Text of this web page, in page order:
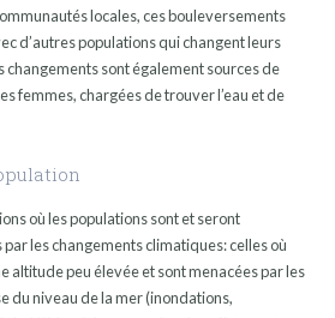
locales, ces bouleversements
d’autres populations qui changent leurs
sont également sources de
femmes, chargées de trouver l’eau et de
où les populations sont et seront
les changements climatiques: celles où
altitude peu élevée et sont menacées par les
du niveau de la mer (inondations,